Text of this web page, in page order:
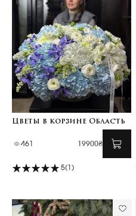
Цветы в корзине Область
461 19900₴
5(1)